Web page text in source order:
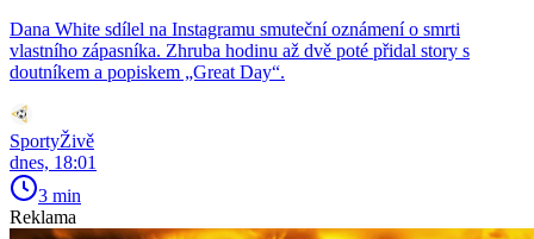
Dana White sdílel na Instagramu smuteční oznámení o smrti
vlastního zápasníka. Zhruba hodinu až dvě poté přidal story s
doutníkem a popiskem „Great Day“.
SportyŽivě
dnes, 18:01
3 min
Reklama